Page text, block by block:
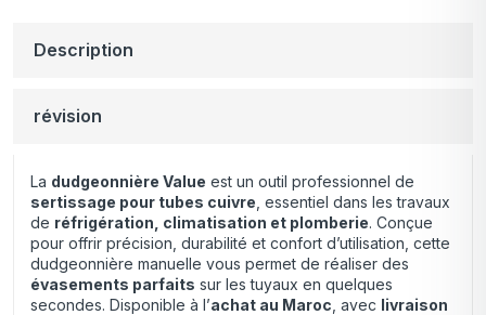
Description
révision
La dudgeonnière Value est un outil professionnel de
sertissage pour tubes cuivre , essentiel dans les travaux
de réfrigération, climatisation et plomberie. Conçue
pour offrir précision, durabilité et confort d’utilisation, cette
dudgeonnière manuelle vous permet de réaliser des
évasements parfaits sur les tuyaux en quelques
secondes. Disponible à l’achat au Maroc , avec livraison